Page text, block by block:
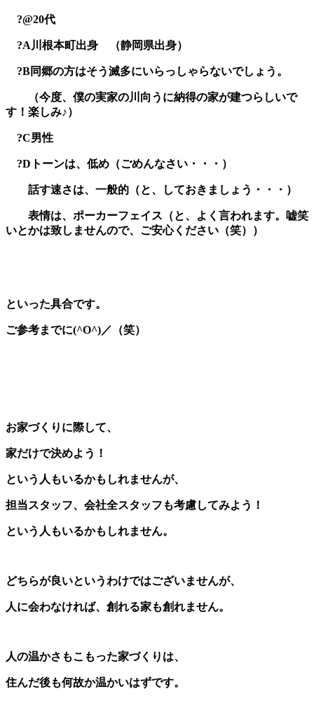
?@20代
?A川根本町出身 （静岡県出身）
?B同郷の方はそう滅多にいらっしゃらないでしょう。
（今度、僕の実家の川向うに納得の家が建つらしいで
す！楽しみ♪）
?C男性
?Dトーンは、低め（ごめんなさい・・・）
話す速さは、一般的（と、しておきましょう・・・）
表情は、ポーカーフェイス（と、よく言われます。嘘笑
いとかは致しませんので、ご安心ください（笑））
といった具合です。
ご参考までに(^O^)／（笑）
お家づくりに際して、
家だけで決めよう！
という人もいるかもしれませんが、
担当スタッフ、会社全スタッフも考慮してみよう！
という人もいるかもしれません。
どちらが良いというわけではございませんが、
人に会わなければ、創れる家も創れません。
人の温かさもこもった家づくりは、
住んだ後も何故か温かいはずです。